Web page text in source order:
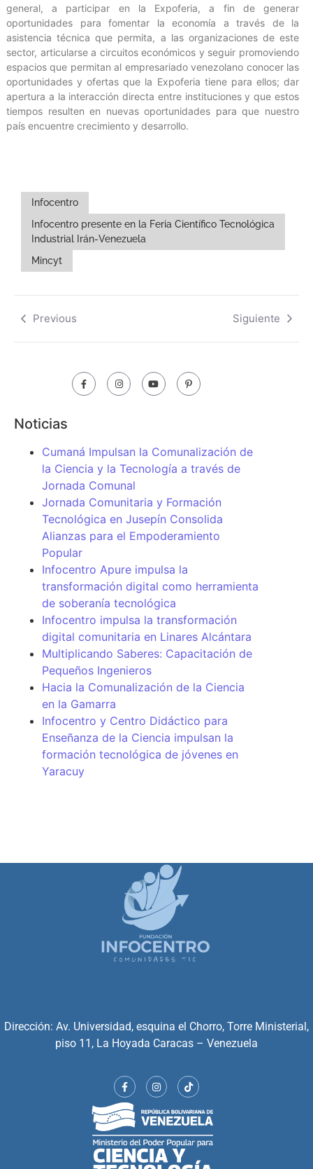
general, a participar en la Expoferia, a fin de generar
oportunidades para fomentar la economía a través de la
asistencia técnica que permita, a las organizaciones de este
sector, articularse a circuitos económicos y seguir promoviendo
espacios que permitan al empresariado venezolano conocer las
oportunidades y ofertas que la Expoferia tiene para ellos; dar
apertura a la interacción directa entre instituciones y que estos
tiempos resulten en nuevas oportunidades para que nuestro
país encuentre crecimiento y desarrollo.
Infocentro
Infocentro presente en la Feria Científico Tecnológica
Industrial Irán-Venezuela
Mincyt
Previous Siguiente
Noticias
Cumaná Impulsan la Comunalización de
la Ciencia y la Tecnología a través de
Jornada Comunal
Jornada Comunitaria y Formación
Tecnológica en Jusepín Consolida
Alianzas para el Empoderamiento
Popular
Infocentro Apure impulsa la
transformación digital como herramienta
de soberanía tecnológica
Infocentro impulsa la transformación
digital comunitaria en Linares Alcántara
Multiplicando Saberes: Capacitación de
Pequeños Ingenieros
Hacia la Comunalización de la Ciencia
en la Gamarra
Infocentro y Centro Didáctico para
Enseñanza de la Ciencia impulsan la
formación tecnológica de jóvenes en
Yaracuy
Dirección: Av. Universidad, esquina el Chorro, Torre Ministerial,
piso 11, La Hoyada Caracas – Venezuela